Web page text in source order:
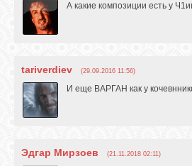
А какие композиции есть у
tariverdiev (29.09.2016 11:56)
И еще ВАРГАН как у
Эдгар Мирзоев (21.11.2018 02:11)